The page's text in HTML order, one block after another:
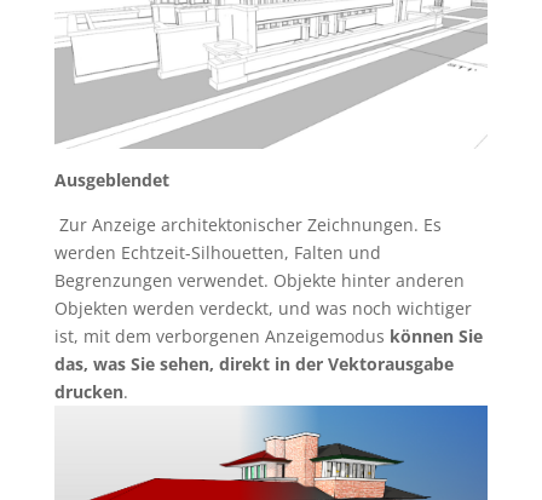
Ausgeblendet
Zur Anzeige architektonischer Zeichnungen. Es
werden Echtzeit-Silhouetten, Falten und
Begrenzungen verwendet. Objekte hinter anderen
Objekten werden verdeckt, und was noch wichtiger
ist, mit dem verborgenen Anzeigemodus können Sie
das, was Sie sehen, direkt in der Vektorausgabe
drucken.